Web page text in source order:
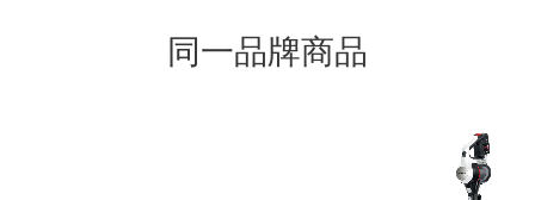
同一品牌商品